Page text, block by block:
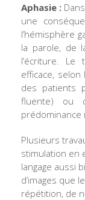
Aphasie :
une
l’hémisphère
la parole, de
l’écriture.
efficace,
des patients
fluente) ou
prédominance
Plusieurs
stimulation en
langage aussi
d’images que
répétition, de